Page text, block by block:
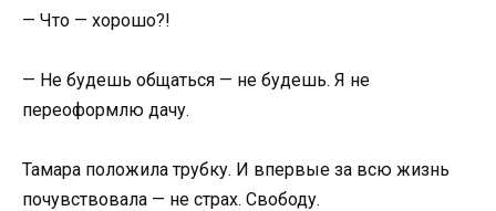
— Что — хорошо?!
— Не будешь общаться — не будешь. Я не
переоформлю дачу.
Тамара положила трубку. И впервые за всю жизнь
почувствовала — не страх. Свободу.